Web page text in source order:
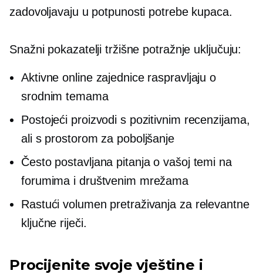
zadovoljavaju u potpunosti potrebe kupaca.
Snažni pokazatelji tržišne potražnje uključuju:
Aktivne online zajednice raspravljaju o
srodnim temama
Postojeći proizvodi s pozitivnim recenzijama,
ali s prostorom za poboljšanje
Često postavljana pitanja o vašoj temi na
forumima i društvenim mrežama
Rastući volumen pretraživanja za relevantne
ključne riječi.
Procijenite svoje vještine i